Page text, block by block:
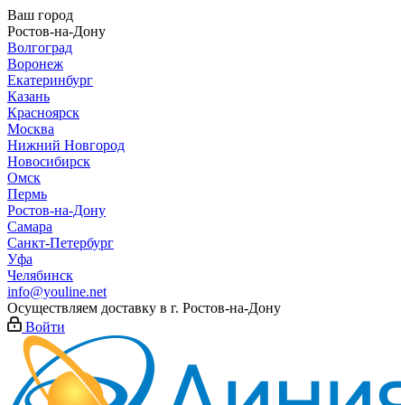
Ваш город
Ростов-на-Дону
Волгоград
Воронеж
Екатеринбург
Казань
Красноярск
Москва
Нижний Новгород
Новосибирск
Омск
Пермь
Ростов-на-Дону
Самара
Санкт-Петербург
Уфа
Челябинск
info@youline.net
Осуществляем доставку в г. Ростов-на-Дону
Войти